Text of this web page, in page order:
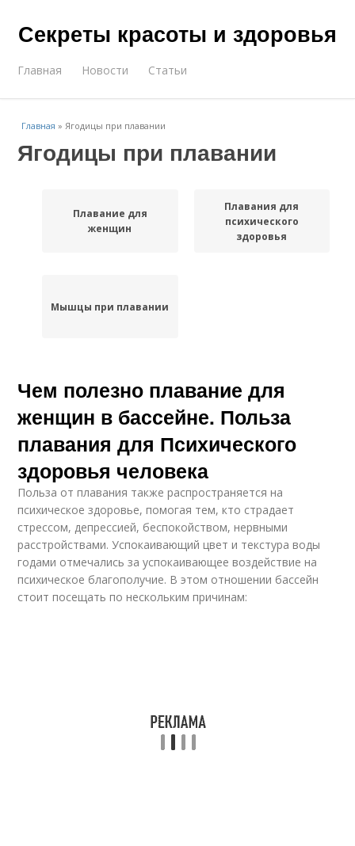
Секреты красоты и здоровья
Главная Новости Статьи
Главная »Ягодицы при плавании
Ягодицы при плавании
Плавание для
женщин
Плавания для
психического
здоровья
Мышцы при плавании
Чем полезно плавание для
женщин в бассейне. Польза
плавания для Психического
здоровья человека
Польза от плавания также распространяется на
психическое здоровье, помогая тем, кто страдает
стрессом, депрессией, беспокойством, нервными
расстройствами. Успокаивающий цвет и текстура воды
годами отмечались за успокаивающее воздействие на
психическое благополучие. В этом отношении бассейн
стоит посещать по нескольким причинам: